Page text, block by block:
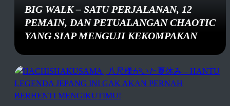
BIG WALK – SATU PERJALANAN, 12
PEMAIN, DAN PETUALANGAN CHAOTIC
YANG SIAP MENGUJI KEKOMPAKAN